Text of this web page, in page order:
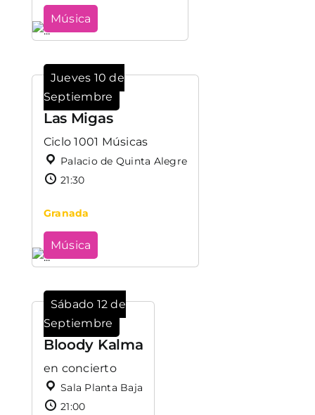
Música
Jueves 10 de
Septiembre
Las Migas
Ciclo 1001 Músicas
Palacio de Quinta Alegre
21:30
Granada
Música
Sábado 12 de
Septiembre
Bloody Kalma
en concierto
Sala Planta Baja
21:00